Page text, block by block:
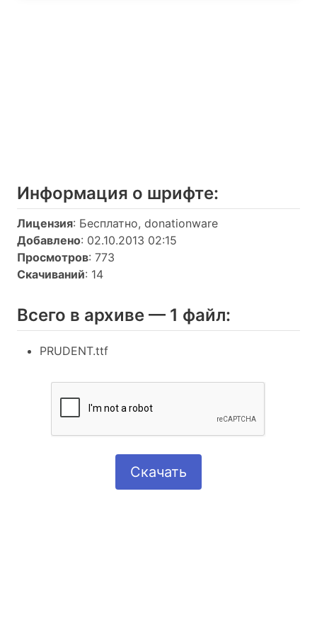
Информация о шрифтe:
Лицензия: Бесплатно, donationware
Добавлено: 02.10.2013 02:15
Просмотров: 773
Скачиваний: 14
Всего в архиве — 1 файл:
PRUDENT.ttf
Скачать